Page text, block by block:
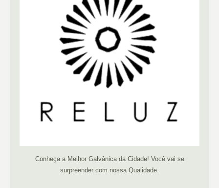
Conheça a Melhor Galvânica da Cidade! Você vai se
surpreender com nossa Qualidade.